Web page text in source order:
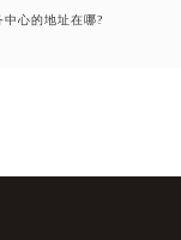
中心的地址在哪?